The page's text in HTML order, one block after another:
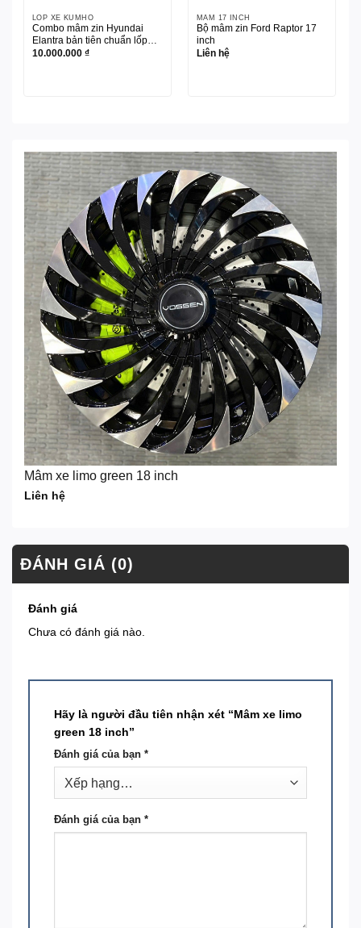
LỐP XE KUMHO
Combo mâm zin Hyundai
Elantra bản tiên chuẩn lốp
Kumho 205/55R16
10.000.000 ₫
MÂM 17 INCH
Bộ mâm zin Ford Raptor 17
inch
Liên hệ
Mâm xe limo green 18 inch
Liên hệ
ĐÁNH GIÁ (0)
Đánh giá
Chưa có đánh giá nào.
Hãy là người đầu tiên nhận xét “Mâm xe limo
green 18 inch”
Đánh giá của bạn *
Đánh giá của bạn *